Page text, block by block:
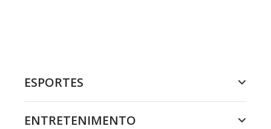
ESPORTES
ENTRETENIMENTO